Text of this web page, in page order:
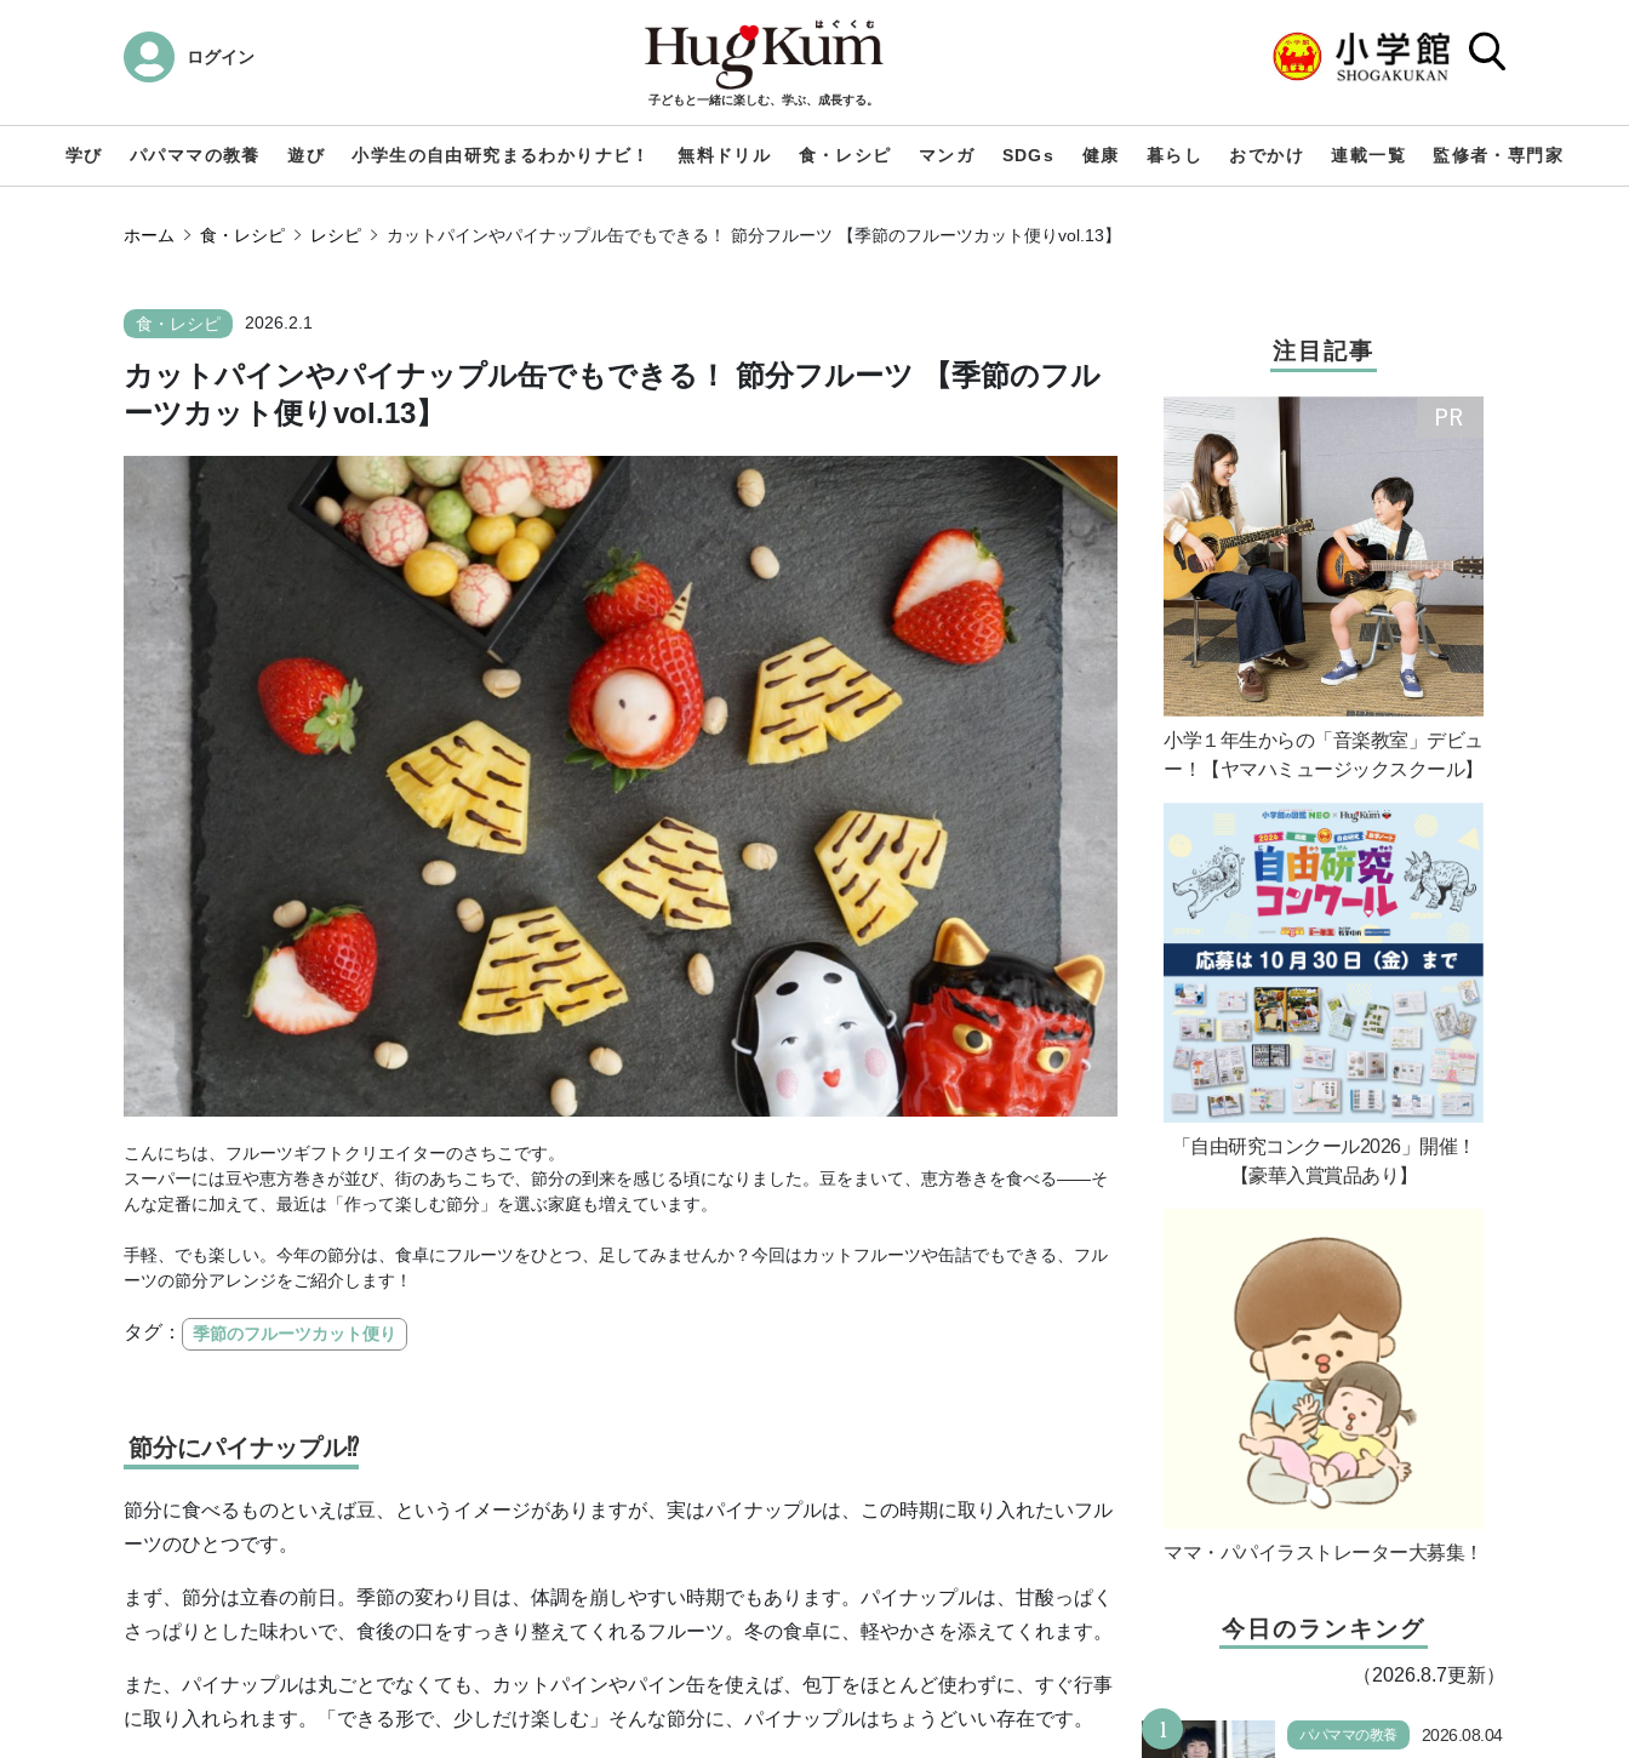
ログイン
子どもと一緒に楽しむ、学ぶ、成長する。
学び パパママの教養 遊び 小学生の自由研究まるわかりナビ！ 無料ドリル 食・レシピ マンガ SDGs 健康 暮らし おでかけ 連載一覧 監修者・専門家
ホーム 食・レシピ レシピ カットパインやパイナップル缶でもできる！ 節分フルーツ 【季節のフルーツカット便りvol.13】
食・レシピ 2026.2.1
カットパインやパイナップル缶でもできる！ 節分フルーツ 【季節のフル
ーツカット便りvol.13】
こんにちは、フルーツギフトクリエイターのさちこです。
スーパーには豆や恵方巻きが並び、街のあちこちで、節分の到来を感じる頃になりました。豆をまいて、恵方巻きを食べる――そ
んな定番に加えて、最近は「作って楽しむ節分」を選ぶ家庭も増えています。
手軽、でも楽しい。今年の節分は、食卓にフルーツをひとつ、足してみませんか？今回はカットフルーツや缶詰でもできる、フル
ーツの節分アレンジをご紹介します！
タグ： 季節のフルーツカット便り
節分にパイナップル⁉︎
節分に食べるものといえば豆、というイメージがありますが、実はパイナップルは、この時期に取り入れたいフル
ーツのひとつです。
まず、節分は立春の前日。季節の変わり目は、体調を崩しやすい時期でもあります。パイナップルは、甘酸っぱく
さっぱりとした味わいで、食後の口をすっきり整えてくれるフルーツ。冬の食卓に、軽やかさを添えてくれます。
また、パイナップルは丸ごとでなくても、カットパインやパイン缶を使えば、包丁をほとんど使わずに、すぐ行事
に取り入れられます。「できる形で、少しだけ楽しむ」そんな節分に、パイナップルはちょうどいい存在です。
注目記事
小学１年生からの「音楽教室」デビュ
ー！【ヤマハミュージックスクール】
「自由研究コンクール2026」開催！
【豪華入賞賞品あり】
ママ・パパイラストレーター大募集！
今日のランキング
（2026.8.7更新）
1 パパママの教養
2026.08.04